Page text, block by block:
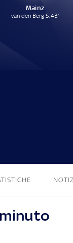
Mainz
van den Berg S. 43'